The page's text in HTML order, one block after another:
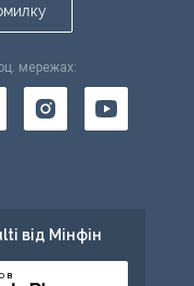
мережах:
від Мінфін
в